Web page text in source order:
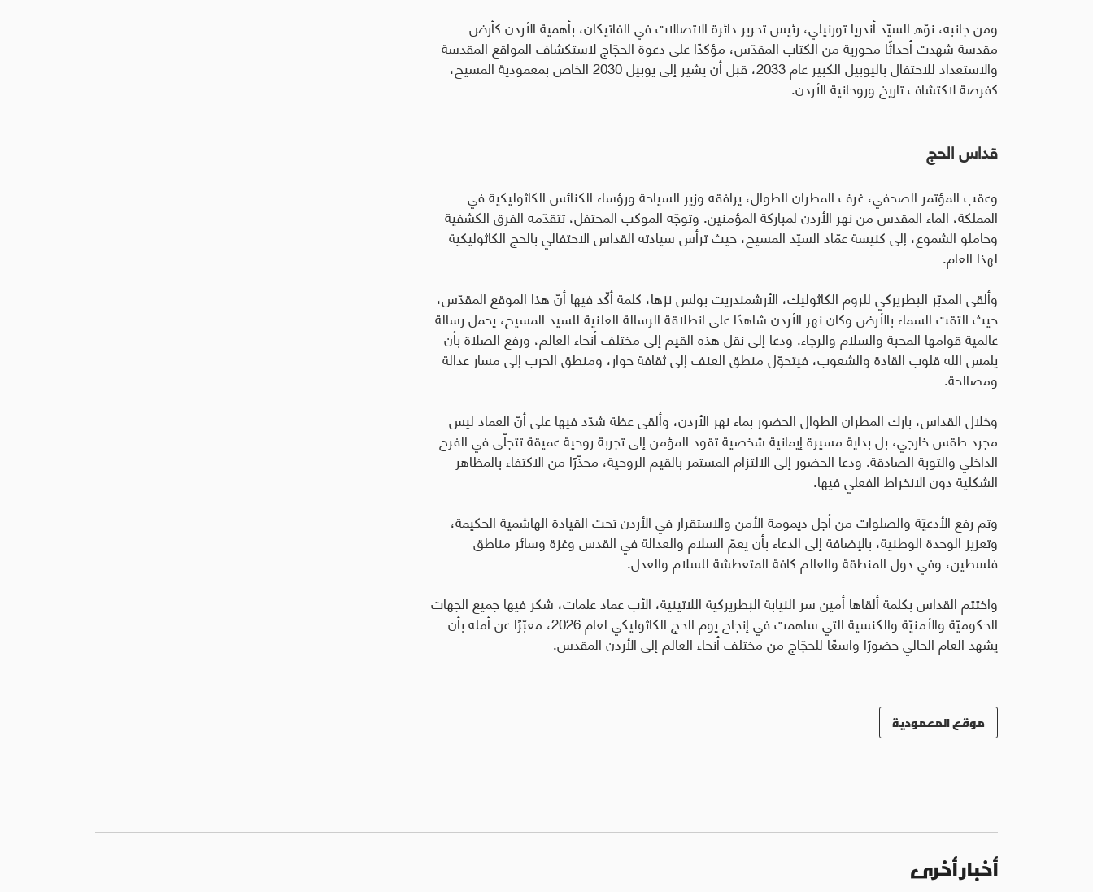
ومن جانبه، نوّه السيّد أندريا تورنيلي، رئيس تحرير دائرة الاتصالات في الفاتيكان، بأهمية الأردن كأرض
مقدسة شهدت أحداثًا محورية من الكتاب المقدّس، مؤكدًا على دعوة الحجّاج لاستكشاف المواقع المقدسة
والاستعداد للاحتفال باليوبيل الكبير عام 2033، قبل أن يشير إلى يوبيل 2030 الخاص بمعمودية المسيح،
كفرصة لاكتشاف تاريخ وروحانية الأردن.
قداس الحج
وعقب المؤتمر الصحفي، غرف المطران الطوال، يرافقه وزير السياحة ورؤساء الكنائس الكاثوليكية في
المملكة، الماء المقدس من نهر الأردن لمباركة المؤمنين. وتوجّه الموكب المحتفل، تتقدّمه الفرق الكشفية
وحاملو الشموع، إلى كنيسة عمّاد السيّد المسيح، حيث ترأس سيادته القداس الاحتفالي بالحج الكاثوليكية
لهذا العام.
وألقى المدبّر البطريركي للروم الكاثوليك، الأرشمندريت بولس نزها، كلمة أكّد فيها أنّ هذا الموقع المقدّس،
حيث التقت السماء بالأرض وكان نهر الأردن شاهدًا على انطلاقة الرسالة العلنية للسيد المسيح، يحمل رسالة
عالمية قوامها المحبة والسلام والرجاء. ودعا إلى نقل هذه القيم إلى مختلف أنحاء العالم، ورفع الصلاة بأن
يلمس الله قلوب القادة والشعوب، فيتحوّل منطق العنف إلى ثقافة حوار، ومنطق الحرب إلى مسار عدالة
ومصالحة.
وخلال القداس، بارك المطران الطوال الحضور بماء نهر الأردن، وألقى عظة شدّد فيها على أنّ العماد ليس
مجرد طقس خارجي، بل بداية مسيرة إيمانية شخصية تقود المؤمن إلى تجربة روحية عميقة تتجلّى في الفرح
الداخلي والتوبة الصادقة. ودعا الحضور إلى الالتزام المستمر بالقيم الروحية، محذّرًا من الاكتفاء بالمظاهر
الشكلية دون الانخراط الفعلي فيها.
وتم رفع الأدعيّة والصلوات من أجل ديمومة الأمن والاستقرار في الأردن تحت القيادة الهاشمية الحكيمة،
وتعزيز الوحدة الوطنية، بالإضافة إلى الدعاء بأن يعمّ السلام والعدالة في القدس وغزة وسائر مناطق
فلسطين، وفي دول المنطقة والعالم كافة المتعطشة للسلام والعدل.
واختتم القداس بكلمة ألقاها أمين سر النيابة البطريركية اللاتينية، الأب عماد علمات، شكر فيها جميع الجهات
الحكوميّة والأمنيّة والكنسية التي ساهمت في إنجاح يوم الحج الكاثوليكي لعام 2026، معبّرًا عن أمله بأن
يشهد العام الحالي حضورًا واسعًا للحجّاج من مختلف أنحاء العالم إلى الأردن المقدس.
موقع المعمودية
أخبار أخرى